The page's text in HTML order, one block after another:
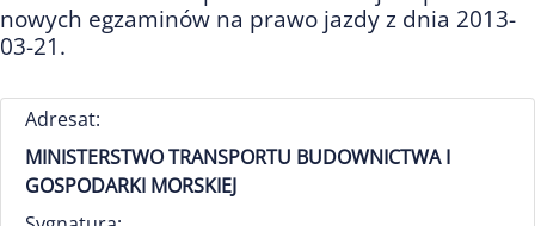
nowych egzaminów na prawo jazdy z dnia 2013-
03-21.
Adresat:
MINISTERSTWO TRANSPORTU BUDOWNICTWA I
GOSPODARKI MORSKIEJ